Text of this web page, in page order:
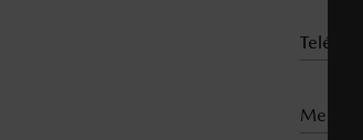
medio